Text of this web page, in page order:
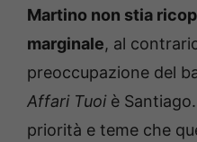
Martino non stia
marginale, al
preoccupazione del
Affari Tuoiè
priorità e teme che